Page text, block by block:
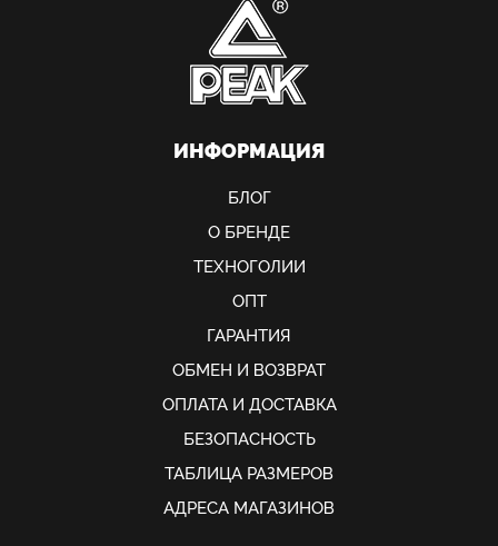
ИНФОРМАЦИЯ
БЛОГ
О БРЕНДЕ
ТЕХНОГОЛИИ
ОПТ
ГАРАНТИЯ
ОБМЕН И ВОЗВРАТ
ОПЛАТА И ДОСТАВКА
БЕЗОПАСНОСТЬ
ТАБЛИЦА РАЗМЕРОВ
АДРЕСА МАГАЗИНОВ